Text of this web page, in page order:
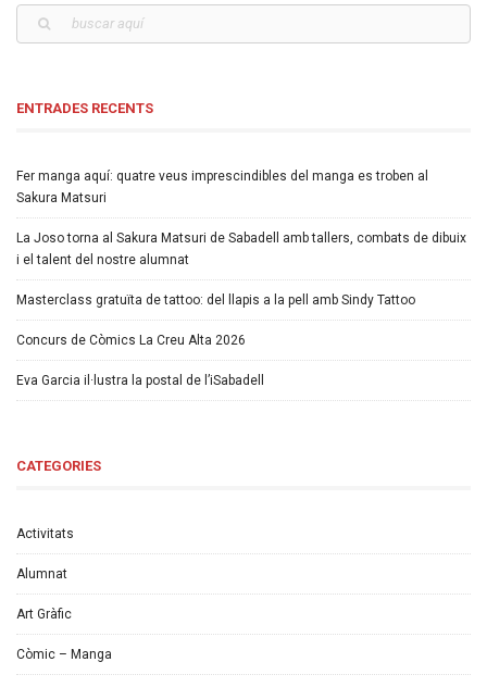
ENTRADES RECENTS
Fer manga aquí: quatre veus imprescindibles del manga es troben al
Sakura Matsuri
La Joso torna al Sakura Matsuri de Sabadell amb tallers, combats de dibuix
i el talent del nostre alumnat
Masterclass gratuïta de tattoo: del llapis a la pell amb Sindy Tattoo
Concurs de Còmics La Creu Alta 2026
Eva Garcia il·lustra la postal de l’iSabadell
CATEGORIES
Activitats
Alumnat
Art Gràfic
Còmic – Manga